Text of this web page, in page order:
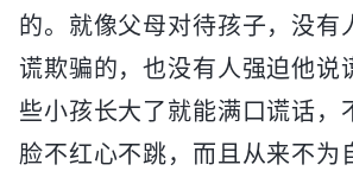
的。就像父母对待孩子，没有
谎欺骗的，也没有人强迫他说
些小孩长大了就能满口谎话，
脸不红心不跳，而且从来不为